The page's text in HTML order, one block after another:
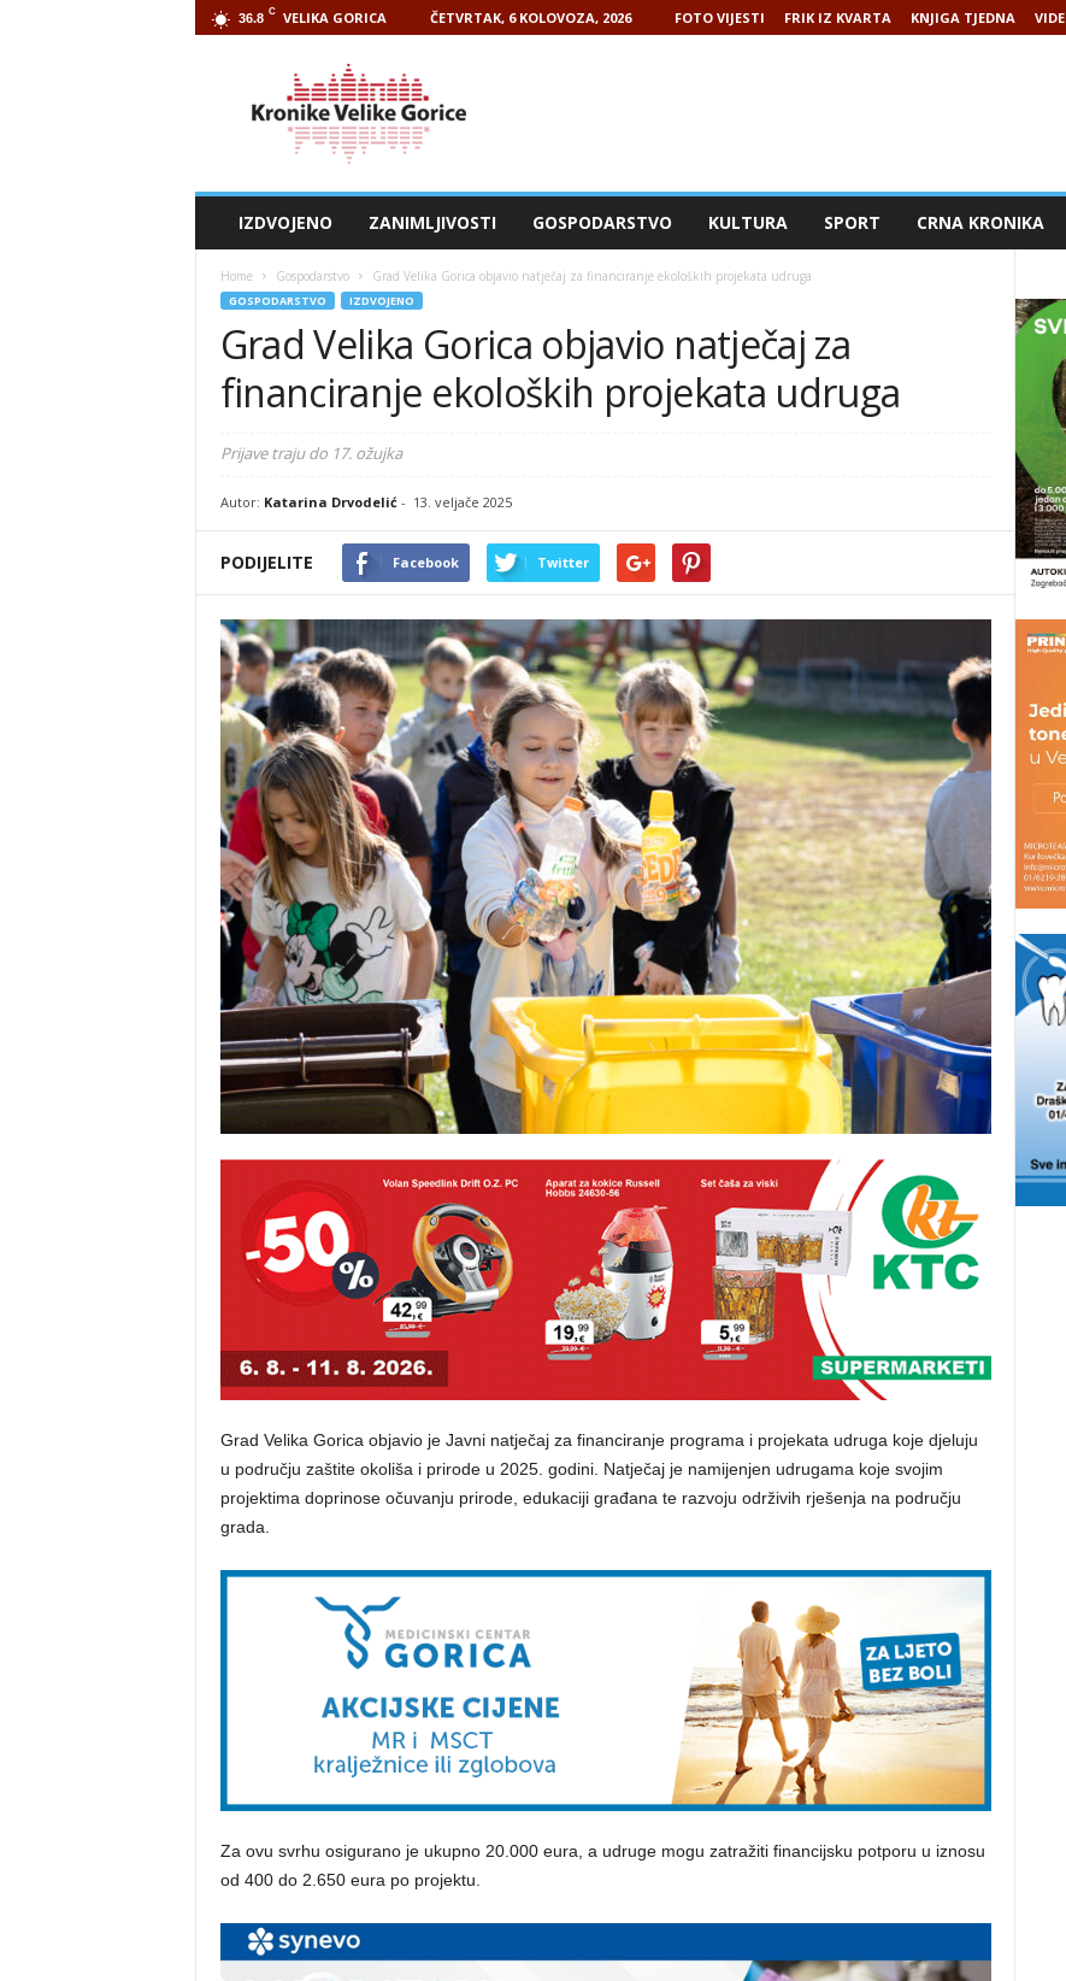
36.8 C VELIKA GORICA ČETVRTAK, 6 KOLOVOZA, 2026 FOTO VIJESTI FRIK IZ KVARTA KNJIGA TJEDNA
IZDVOJENO ZANIMLJIVOSTI GOSPODARSTVO KULTURA SPORT CRNA KRONIKA
Home Gospodarstvo Grad Velika Gorica objavio natječaj za financiranje ekoloških projekata udruga
GOSPODARSTVO IZDVOJENO
Grad Velika Gorica objavio natječaj za
financiranje ekoloških projekata udruga
Prijave traju do 17. ožujka
Autor: Katarina Drvodelić- 13. veljače 2025
PODIJELITE Facebook Twitter
Grad Velika Gorica objavio je Javni natječaj za financiranje programa i projekata udruga koje djeluju
u području zaštite okoliša i prirode u 2025. godini. Natječaj je namijenjen udrugama koje svojim
projektima doprinose očuvanju prirode, edukaciji građana te razvoju održivih rješenja na području
grada.
Za ovu svrhu osigurano je ukupno 20.000 eura, a udruge mogu zatražiti financijsku potporu u iznosu
od 400 do 2.650 eura po projektu.